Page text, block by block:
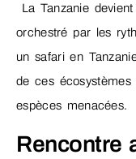
La Tanzanie
orchestré par les
un safari en
de ces
espèces menacées.
Rencontre